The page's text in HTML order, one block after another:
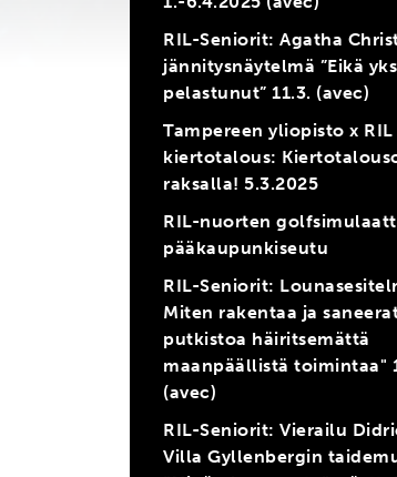
RIL-Seniorit: Agatha
jännitysnäytelmä ”Eikä
pelastunut” 11.3. (avec)
Tampereen yliopisto x RIL
kiertotalous:
raksalla! 5.3.2025
RIL-nuorten
pääkaupunkiseutu
RIL-Seniorit:
Miten rakentaa ja
putkistoa häiritsemättä
maanpäällistä toimintaa"
(avec)
RIL-Seniorit: Vierailu
Villa Gyllenbergin